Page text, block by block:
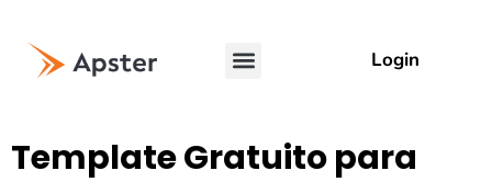
Login
Template Gratuito para